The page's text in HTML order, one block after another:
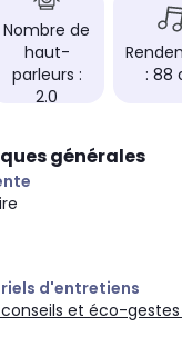
Nombre de
haut-
parleurs :
2.0
: 88
générales
d'entretiens
et éco-